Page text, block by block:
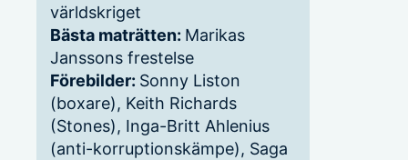
världskriget
Bästa maträtten: Marikas
Janssons frestelse
Förebilder: Sonny Liston
(boxare), Keith Richards
(Stones), Inga-Britt Ahlenius
(anti-korruptionskämpe), Saga